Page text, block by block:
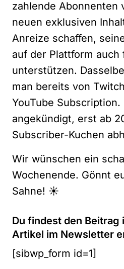
zahlende Abonnenten
neuen exklusiven
Anreize schaffen,
auf der Plattform auch
unterstützen.
man bereits von
YouTube Subscription.
angekündigt, erst ab
Subscriber-Kuchen
Wir wünschen ein
Wochenende. Gönnt
Sahne! ☀️
Du findest den Beitrag
Artikel im Newsletter
[sibwp_form id=1]